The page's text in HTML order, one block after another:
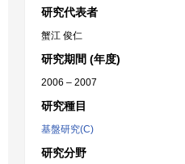
研究代表者
蟹江 俊仁
研究期間 (年度)
2006 – 2007
研究種目
基盤研究(C)
研究分野